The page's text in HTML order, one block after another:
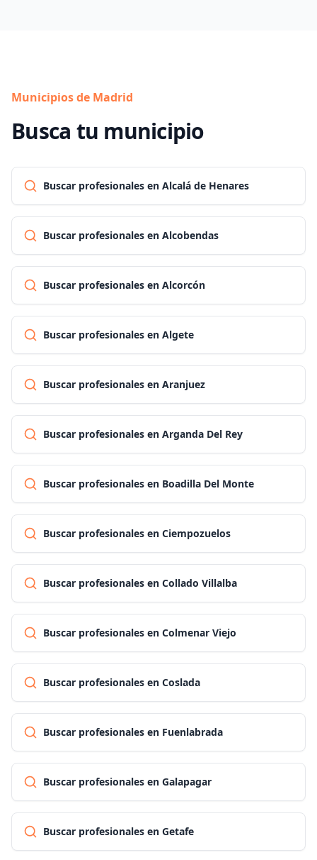
Municipios de Madrid
Busca tu municipio
Buscar profesionales en Alcalá de Henares
Buscar profesionales en Alcobendas
Buscar profesionales en Alcorcón
Buscar profesionales en Algete
Buscar profesionales en Aranjuez
Buscar profesionales en Arganda Del Rey
Buscar profesionales en Boadilla Del Monte
Buscar profesionales en Ciempozuelos
Buscar profesionales en Collado Villalba
Buscar profesionales en Colmenar Viejo
Buscar profesionales en Coslada
Buscar profesionales en Fuenlabrada
Buscar profesionales en Galapagar
Buscar profesionales en Getafe